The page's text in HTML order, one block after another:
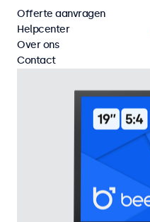
Wand Vandaalbestendig
Offerte aanvragen
Helpcenter
Over ons
Contact